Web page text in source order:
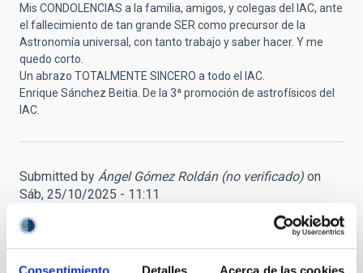
Consentimiento Detalles Acerca de las cookies
Mis CONDOLENCIAS a la familia, amigos, y colegas del IAC, ante
el fallecimiento de tan grande SER como precursor de la
Astronomía universal, con tanto trabajo y saber hacer. Y me
quedo corto.
Un abrazo TOTALMENTE SINCERO a todo el IAC.
Enrique Sánchez Beitia. De la 3ª promoción de astrofísicos del
IAC.
Submitted by Ángel Gómez Roldán (no verificado) on
Sáb, 25/10/2025 - 11:11
Gracias, D. Francisco